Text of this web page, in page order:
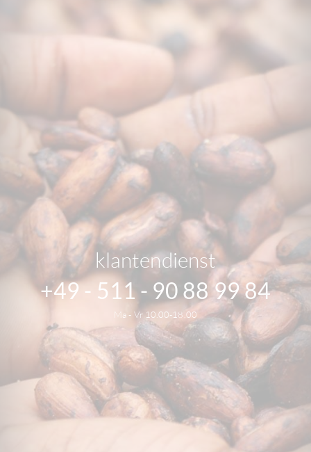
klantendienst
+49 - 511 - 90 88 99 84
Ma - Vr 10.00-18.00